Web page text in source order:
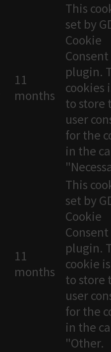
11
months
This
set by
Cookie
Consent
plugin.
cookies
to store
user
for the
in the
11
months
This
set by
Cookie
Consent
plugin.
cookie
to store
user
for the
in the
"Other.